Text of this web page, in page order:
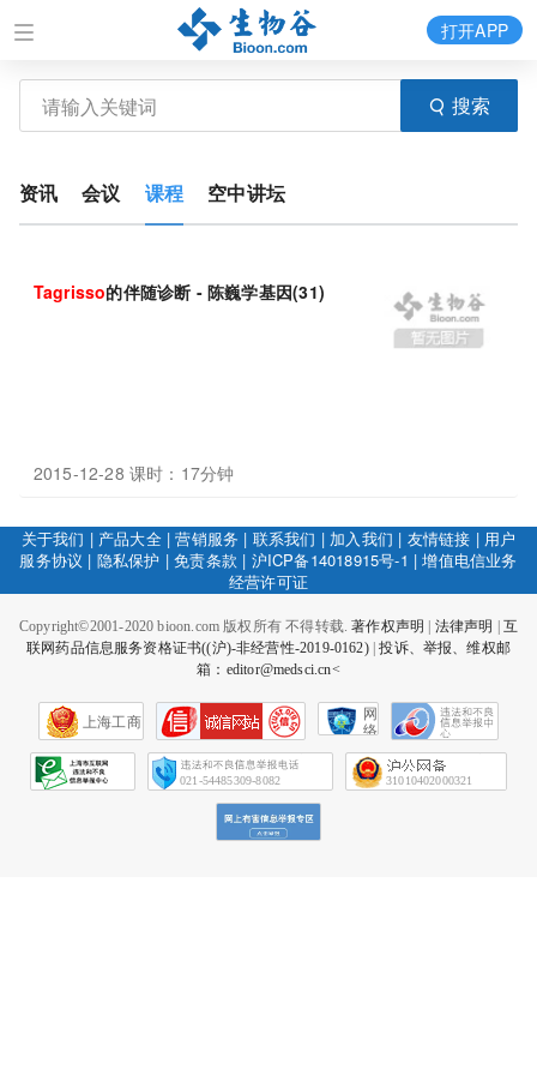
搜索
打开APP
资讯 会议 课程 空中讲坛
Tagrisso的伴随诊断 - 陈巍学基因(31)
2015-12-28 课时：17分钟
关于我们 | 产品大全|营销服务 | 联系我们 | 加入我们 | 友情链接 | 用户
服务协议 | 隐私保护 |免责条款 | 沪ICP备14018915号-1 |增值电信业务
经营许可证
Copyright©2001-2020 bioon.com 版权所有 不得转载.著作权声明 法律声明
互
联网药品信息服务资格证书((沪)-非经营性-2019-0162)|投诉、举报、维权邮
箱：editor@medsci.cn<
上海工商
网
络
会
征
021-54485309-8082 31010402000321